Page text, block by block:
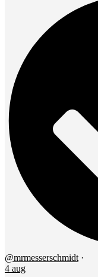
@mrmesserschmidt ·
4 aug